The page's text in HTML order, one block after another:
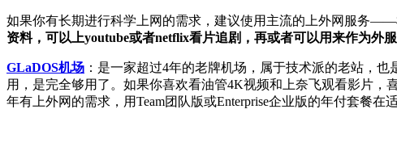
如果你有长期进行科学上网的需求，建议使用主流的上外网服务——
资料，可以上youtube或者netflix看片追剧，再或者可以用来作为外
GLaDOS机场 ：是一家超过4年的老牌机场，属于技术派的老站，
用，是完全够用了。如果你喜欢看油管4K视频和上奈飞观看影片，
年有上外网的需求，用Team团队版或Enterprise企业版的年付套餐